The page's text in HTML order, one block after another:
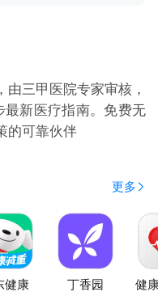
三甲医院专家审核，
新医疗指南。免费无
的可靠伙伴
更多
健康 丁香园 健